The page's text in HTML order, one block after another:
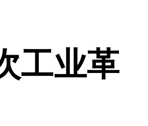
工业革